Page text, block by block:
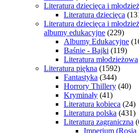
Literatura dziecięca i
Literatura dziecięca
Literatura dziecięca i
albumy edukacyjne (229)
Albumy Edukacyjne
Baśnie - Bajki (119)
Literatura młodzieżowa
Literatura piękna (1592)
Fantastyka (344)
Horrory Thillery (40)
Kryminały (41)
Literatura kobieca (24)
Literatura polska (431)
Literatura zagraniczna
Imperium (Rosja